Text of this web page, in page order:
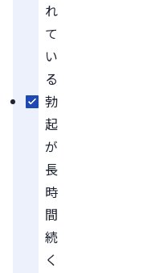
れ
て
い
る
勃
起
が
長
時
間
続
く